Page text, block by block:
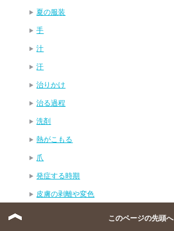
夏の服装
手
汁
汗
治りかけ
治る過程
洗剤
熱がこもる
爪
発症する時期
皮膚の剥離や変色
このページの先頭へ